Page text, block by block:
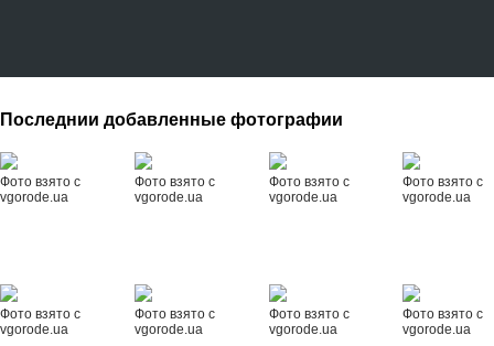
Последнии добавленные фотографии
Фото взято с
vgorode.ua
Фото взято с
vgorode.ua
Фото взято с
vgorode.ua
Фото взято с
vgorode.ua
Фото взято с
vgorode.ua
Фото взято с
vgorode.ua
Фото взято с
vgorode.ua
Фото взято с
vgorode.ua